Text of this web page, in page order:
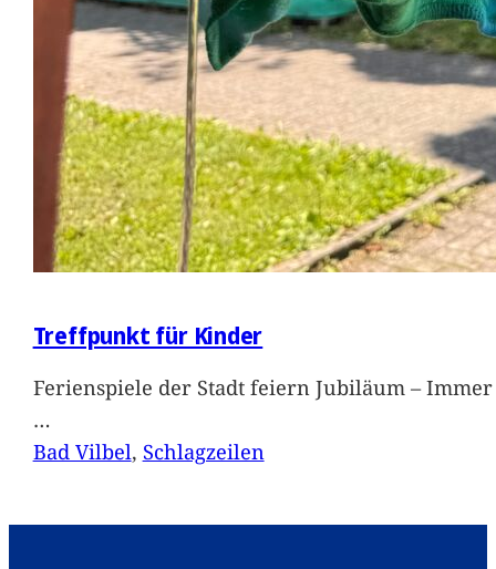
Treffpunkt für Kinder
Ferienspiele der Stadt feiern Jubiläum –
…
Bad Vilbel, Schlagzeilen